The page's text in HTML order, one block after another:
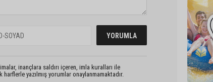
inançlara saldırı içeren, imla kuralları ile
yazılmış yorumlar onaylanmamaktadır.